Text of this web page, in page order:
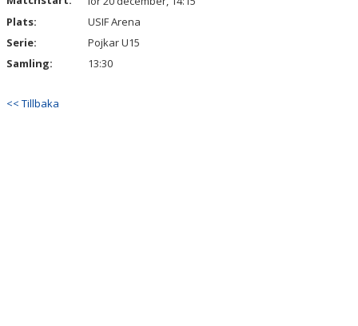
Plats:
USIF Arena
Serie:
Pojkar U15
Samling:
13:30
<< Tillbaka